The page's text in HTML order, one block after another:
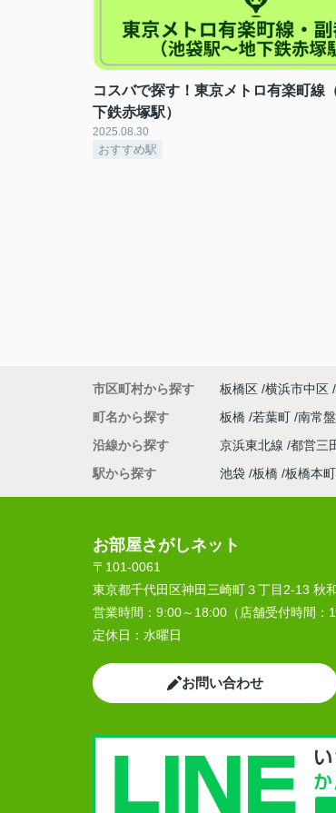
コスバで探す！東京メトロ有楽町線
下鉄赤塚駅）
2025.08.30
おすすめ駅
市区町村から探す 板橋区 横浜市中区
町名から探す
板橋 若葉町 南常
沿線から探す
京浜東北線 都営三
駅から探す
池袋 板橋 板橋本町
お部屋さがしネット
〒101-0061
東京都千代田区神田三崎町３丁目2-13 秋
営業時間： 9:00～18:00（店舗受付時間：
定休日： 水曜日
お問い合わせ